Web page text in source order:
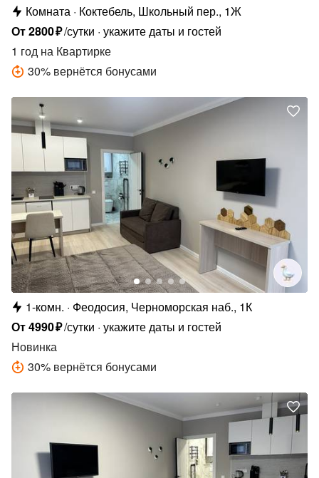
Комната Коктебель, Школьный пер., 1Ж
От2800₽/сутки укажите даты и гостей
1 год на Квартирке
30% вернётся бонусами
1-комн.
Феодосия, Черноморская наб., 1К
От4990₽/сутки укажите даты и гостей
Новинка
30% вернётся бонусами